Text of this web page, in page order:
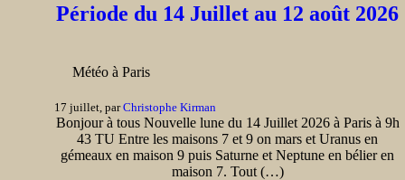
Période du 14 Juillet au 12 août 2026
Météo à Paris
17 juillet, parChristophe Kirman
Bonjour à tous Nouvelle lune du 14 Juillet 2026 à Paris à 9h
43 TU Entre les maisons 7 et 9 on mars et Uranus en
gémeaux en maison 9 puis Saturne et Neptune en bélier en
maison 7. Tout (…)